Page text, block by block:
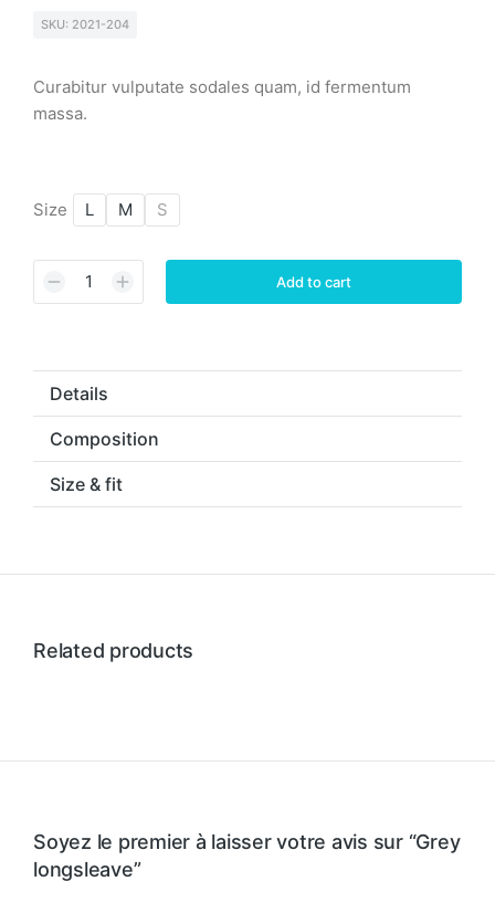
SKU: 2021-204
Curabitur vulputate sodales quam, id fermentum
massa.
Size L M S
Add to cart
Details
Composition
Size & fit
Related products
Soyez le premier à laisser votre avis sur “Grey
longsleave”